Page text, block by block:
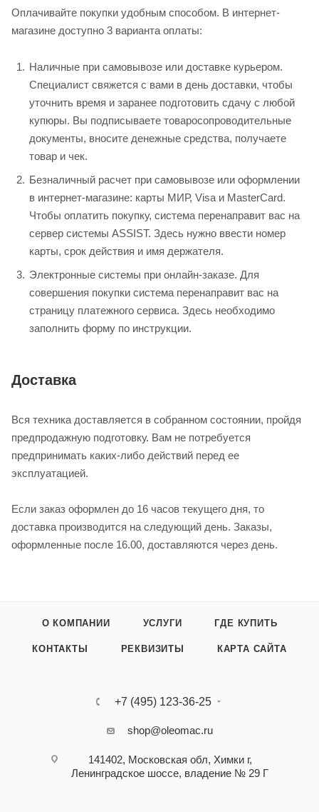
Оплачивайте покупки удобным способом. В интернет-
магазине доступно 3 варианта оплаты:
Наличные при самовывозе или доставке курьером.
Специалист свяжется с вами в день доставки, чтобы
уточнить время и заранее подготовить сдачу с любой
купюры. Вы подписываете товаросопроводительные
документы, вносите денежные средства, получаете
товар и чек.
Безналичный расчет при самовывозе или оформлении
в интернет-магазине: карты МИР, Visa и MasterCard.
Чтобы оплатить покупку, система перенаправит вас на
сервер системы ASSIST. Здесь нужно ввести номер
карты, срок действия и имя держателя.
Электронные системы при онлайн-заказе. Для
совершения покупки система перенаправит вас на
страницу платежного сервиса. Здесь необходимо
заполнить форму по инструкции.
Доставка
Вся техника доставляется в собранном состоянии, пройдя
предпродажную подготовку. Вам не потребуется
предпринимать каких-либо действий перед ее
эксплуатацией.
Если заказ оформлен до 16 часов текущего дня, то
доставка производится на следующий день. Заказы,
оформленные после 16.00, доставляются через день.
О КОМПАНИИ УСЛУГИ ГДЕ КУПИТЬ
КОНТАКТЫ РЕКВИЗИТЫ КАРТА САЙТА
+7 (495) 123-36-25‬
shop@oleomac.ru
141402, Московская обл, Химки г,
Ленинградское шоссе, владение № 29 Г